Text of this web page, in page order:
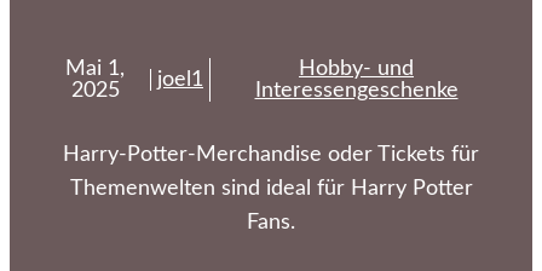
Mai 1,
2025
joel1
Hobby- und
Interessengeschenke
Harry-Potter-Merchandise oder Tickets für
Themenwelten sind ideal für Harry Potter
Fans.